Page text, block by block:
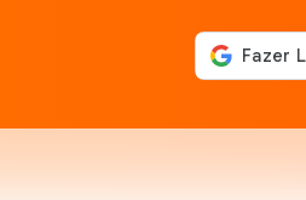
na
16